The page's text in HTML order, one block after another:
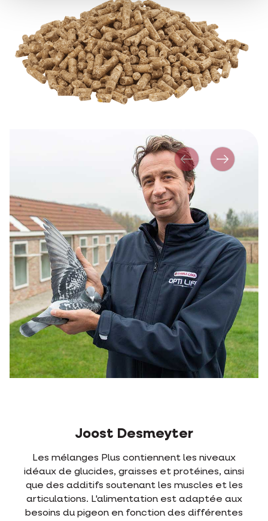
Joost Desmeyter
Les mélanges Plus contiennent les niveaux
idéaux de glucides, graisses et protéines, ainsi
que des additifs soutenant les muscles et les
articulations. L'alimentation est adaptée aux
besoins du pigeon en fonction des différentes
PrécédentSuivante